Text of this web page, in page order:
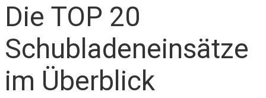
Die TOP 20
Schubladeneinsätze
im Überblick